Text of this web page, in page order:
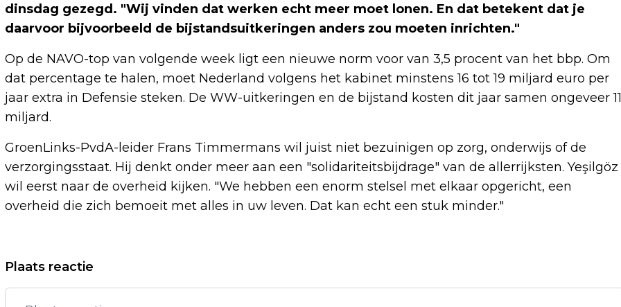
dinsdag gezegd. "Wij vinden dat werken echt meer moet lonen. En dat betekent dat je
daarvoor bijvoorbeeld de bijstandsuitkeringen anders zou moeten inrichten."
Op de NAVO-top van volgende week ligt een nieuwe norm voor van 3,5 procent van het bbp. Om
dat percentage te halen, moet Nederland volgens het kabinet minstens 16 tot 19 miljard euro per
jaar extra in Defensie steken. De WW-uitkeringen en de bijstand kosten dit jaar samen ongeveer 11
miljard.
GroenLinks-PvdA-leider Frans Timmermans wil juist niet bezuinigen op zorg, onderwijs of de
verzorgingsstaat. Hij denkt onder meer aan een "solidariteitsbijdrage" van de allerrijksten. Yeşilgöz
wil eerst naar de overheid kijken. "We hebben een enorm stelsel met elkaar opgericht, een
overheid die zich bemoeit met alles in uw leven. Dat kan echt een stuk minder."
Vorig artikel
MISDAADSERIE MET ELISE SCHAAP EN
VVD KIJKT NAAR BIJSTAND OM
Plaats reactie